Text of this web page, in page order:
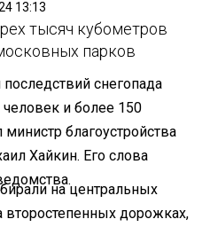
13:13
тысяч кубометров
парков
снегопада
и более 150
благоустройства
Хайкин. Его слова
на центральных
второстепенных дорожках,